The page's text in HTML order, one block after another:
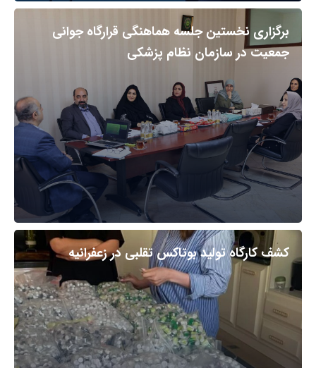
برگزاری نخستین جلسه هماهنگی قرارگاه جوانی
جمعیت در سازمان نظام پزشکی
کشف کارگاه تولید بوتاکس تقلبی در زعفرانیه